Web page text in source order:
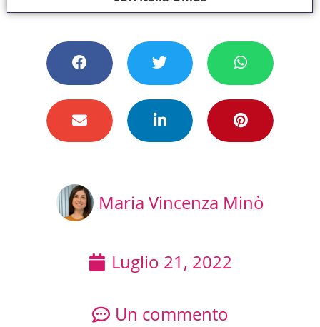
Maria Vincenza Minò
Luglio 21, 2022
Un commento